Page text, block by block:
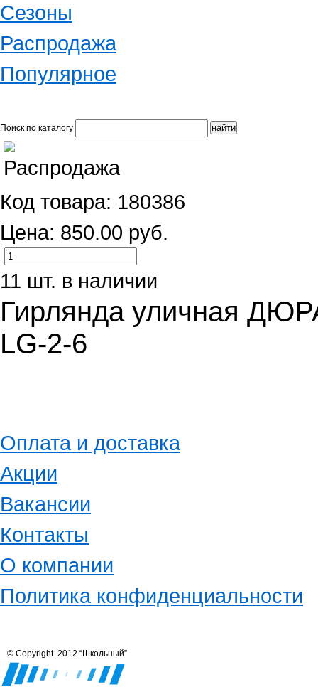
Сезоны
Распродажа
Популярное
Поиск по каталогу
Код товара: 180386
Цена: 850.00 руб.
11 шт. в наличии
Гирлянда уличная
LG-2-6
Оплата и доставка
Акции
Вакансии
Контакты
О компании
Политика конфиденциальности
© Copyright. 2012 “Школьный”